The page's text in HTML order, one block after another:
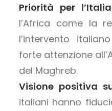
Priorità per
l’Africa come la
l’intervento
forte attenzione
del Maghreb.
Visione positiva
italiani hanno